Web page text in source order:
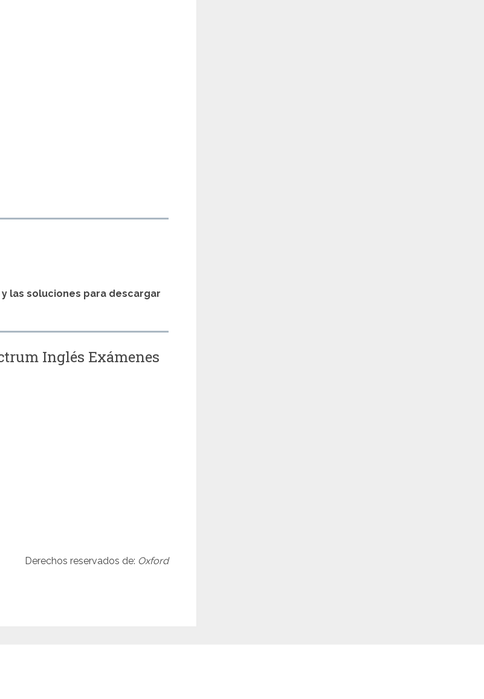
las soluciones para descargar
Inglés Exámenes
Derechos reservados de: Oxford